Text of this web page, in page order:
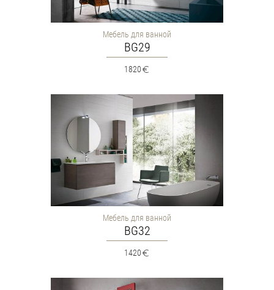
Мебель для ванной
BG29
1820
Мебель для ванной
BG32
1420